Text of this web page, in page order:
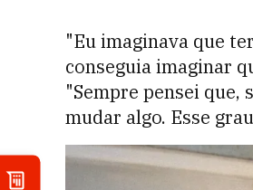
"Eu imaginava que
conseguia imaginar
"Sempre pensei que,
mudar algo. Esse